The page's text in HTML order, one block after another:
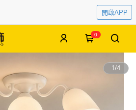
開啟APP
0
1/4